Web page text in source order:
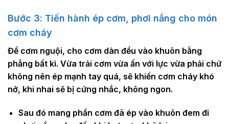
Bước 3: Tiến hành ép cơm, phơi nắng cho món
cơm cháy
Để cơm nguội, cho cơm dàn đều vào khuôn bằng
phẳng bất kì. Vừa trải cơm vừa ấn với lực vừa phải chứ
không nên ép mạnh tay quá, sẽ khiến cơm cháy khó
nở, khi nhai sẽ bị cứng nhắc, không ngon.
Sau đó mang phần cơm đã ép vào khuôn đem đi